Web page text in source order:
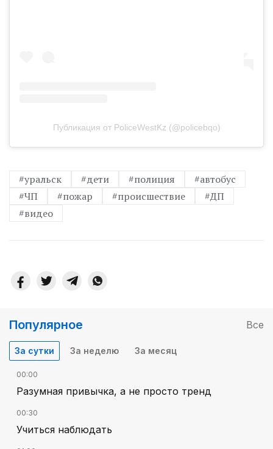
Публикация от PoliceWestKz (@policebqo)
#уральск #дети #полиция
#автобус
#ЧП
#пожар #происшествие
#ДП
#видео
Популярное Все
За сутки За неделю За месяц
00:00
Разумная привычка, а не просто тренд
00:30
Учиться наблюдать